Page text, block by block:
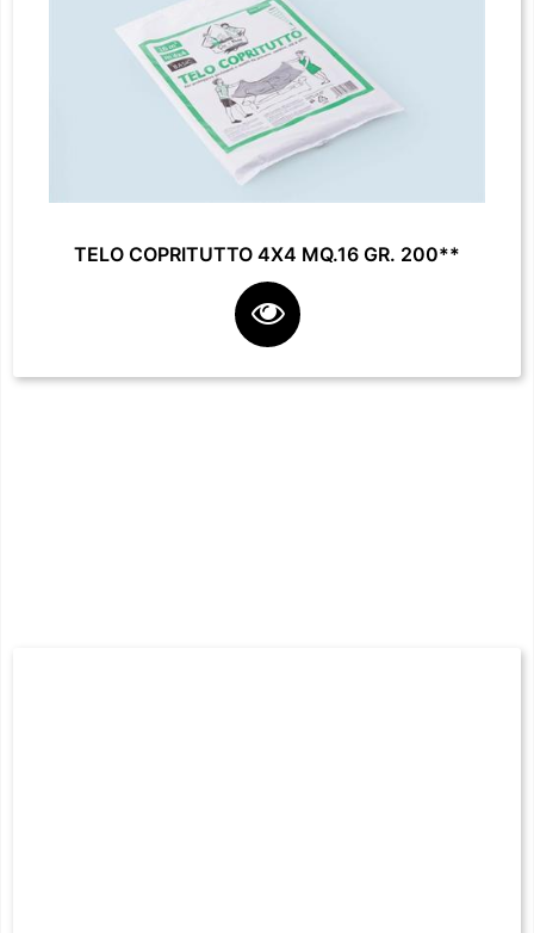
TELO COPRITUTTO 4X4 MQ.16 GR. 200**